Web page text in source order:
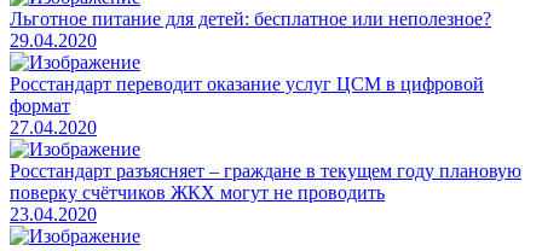
Льготное питание для детей: бесплатное или неполезное?
29.04.2020
Росстандарт переводит оказание услуг ЦСМ в цифровой
формат
27.04.2020
Росстандарт разъясняет – граждане в текущем году плановую
поверку счётчиков ЖКХ могут не проводить
23.04.2020